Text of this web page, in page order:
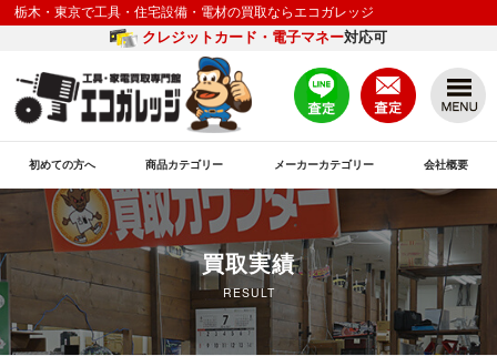
栃木・東京で工具・住宅設備・電材の買取ならエコガレッジ
クレジットカード・電子マネー対応可
初めての方へ 商品カテゴリー メーカーカテゴリー 会社概要
買取実績
RESULT